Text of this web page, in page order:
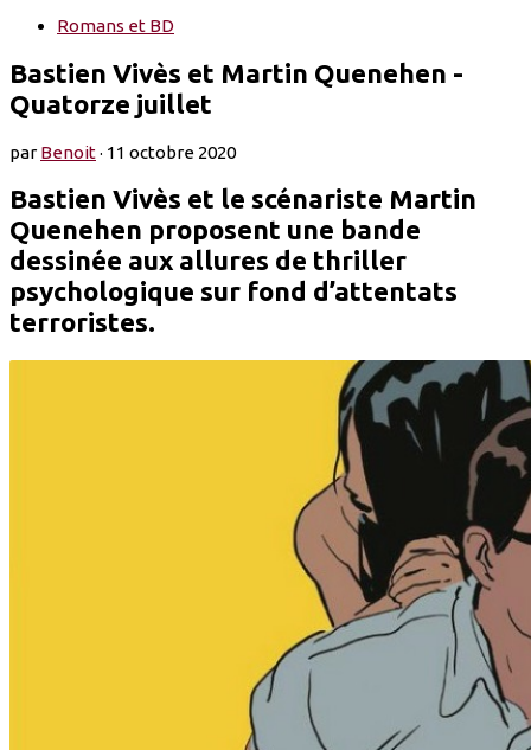
Romans et BD
Bastien Vivès et Martin Quenehen -
Quatorze juillet
parBenoit· 11 octobre 2020
Bastien Vivès et le scénariste Martin
Quenehen proposent une bande
dessinée aux allures de thriller
psychologique sur fond d’attentats
terroristes.